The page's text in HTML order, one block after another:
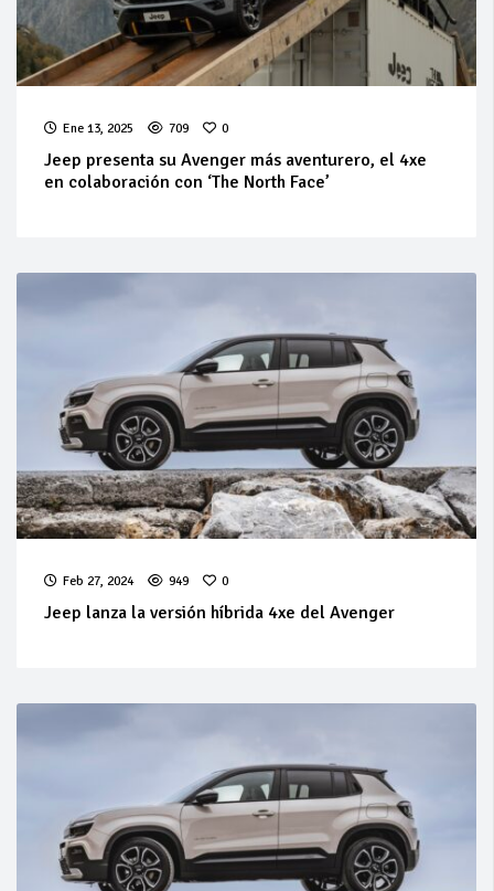
Ene 13, 2025 709 0
Jeep presenta su Avenger más aventurero, el 4xe
en colaboración con ‘The North Face’
Feb 27, 2024 949 0
Jeep lanza la versión híbrida 4xe del Avenger